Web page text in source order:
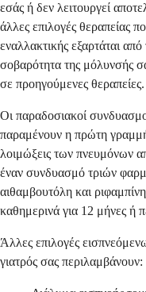
εσάς ή δεν λειτουργεί
άλλες επιλογές θεραπείας
εναλλακτικής εξαρτάται
σοβαρότητα της μόλυνσής
σε προηγούμενες θεραπείες.
Οι παραδοσιακοί
παραμένουν η πρώτη γραμμή
λοιμώξεις των πνευμόνων
έναν συνδυασμό τριών
αιθαμβουτόλη και
καθημερινά για 12 μήνες ή
Άλλες επιλογές
γιατρός σας περιλαμβάνουν: